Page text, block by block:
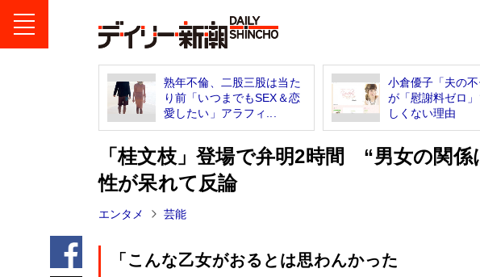
熟年不倫、二股三股は当た
り前「いつまでもSEX＆恋
愛したい」アラフィ...
小倉優子「夫の
が「慰謝料ゼロ
しくない理由
「桂文枝」登場で弁明2時間 “男女の関
性が呆れて反論
エンタメ 芸能
「こんな乙女がおるとは思わんかった